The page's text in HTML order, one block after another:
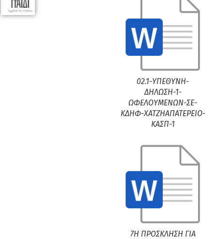
02.1-ΥΠΕΘΥΝΗ-
ΔΗΛΩΣΗ-1-
ΩΦΕΛΟΥΜΕΝΩΝ-ΣΕ-
ΚΔΗΦ-ΧΑΤΖΗΑΠΑΤΕΡΕΙΟ-
ΚΑΣΠ-1
7Η ΠΡΟΣΚΛΗΣΗ ΓΙΑ